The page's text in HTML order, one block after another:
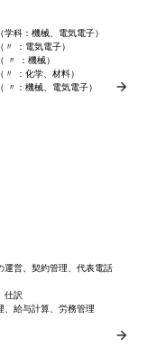
科：機械、電気電子）
：電気電子）
〃 ：機械）
：化学、材料）
〃：機械、電気電子）
運営、契約管理、代表電話
仕訳
、給与計算、労務管理